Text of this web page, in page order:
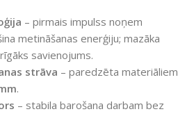
– pirmais impulss noņem
metināšanas enerģiju; mazāka
savienojums.
strāva – paredzēta materiāliem
.
– stabila barošana darbam bez